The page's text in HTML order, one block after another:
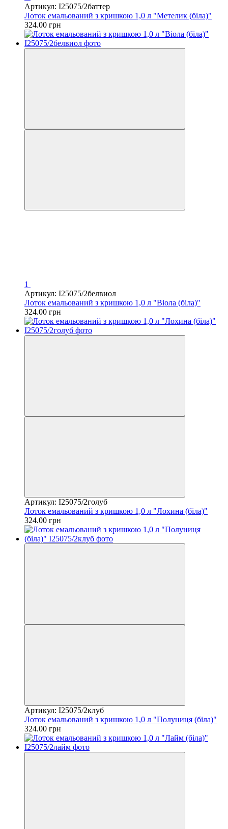
Артикул: I25075/2баттер
Лоток емальований з кришкою 1,0 л "Метелик (біла)"
324.00 грн
1
Артикул: I25075/2белвиол
Лоток емальований з кришкою 1,0 л "Віола (біла)"
324.00 грн
Артикул: I25075/2голуб
Лоток емальований з кришкою 1,0 л "Лохина (біла)"
324.00 грн
Артикул: I25075/2клуб
Лоток емальований з кришкою 1,0 л "Полуниця (біла)"
324.00 грн